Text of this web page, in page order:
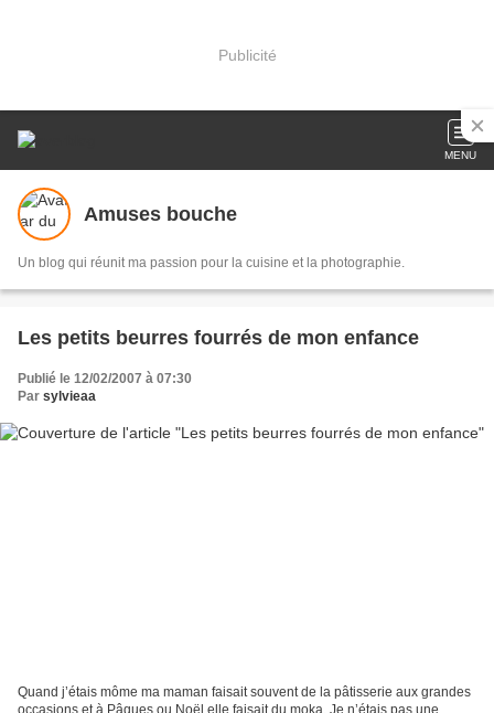
Publicité
MENU
Amuses bouche
Un blog qui réunit ma passion pour la cuisine et la photographie.
Les petits beurres fourrés de mon enfance
Publié le 12/02/2007 à 07:30
Par sylvieaa
Quand j’étais môme ma maman faisait souvent de la pâtisserie aux grandes
occasions et à Pâques ou Noël elle faisait du moka. Je n’étais pas une